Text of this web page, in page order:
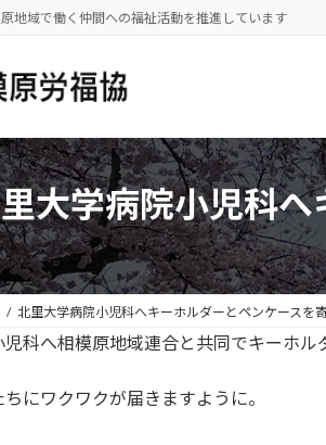
地域で働く仲間への福祉活動を推進しています
大学病院小児科
北里大学病院小児科へキーホルダーとペンケースを寄
科へ相模原地域連合と共同でキーホル
にワクワクが届きますように。